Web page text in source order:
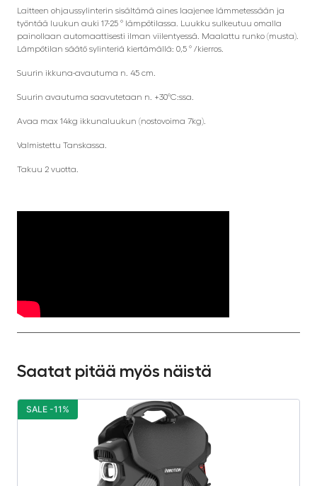
Laitteen ohjaussylinterin sisältämä aines laajenee lämmetessään ja
työntää luukun auki 17-25 ° lämpötilassa. Luukku sulkeutuu omalla
painollaan automaattisesti ilman viilentyessä. Maalattu runko (musta).
Lämpötilan säätö sylinteriä kiertämällä: 0,5 ° /kierros.
Suurin ikkuna-avautuma n. 45 cm.
Suurin avautuma saavutetaan n. +30°C:ssa.
Avaa max 14kg ikkunaluukun (nostovoima 7kg).
Valmistettu Tanskassa.
Takuu 2 vuotta.
Saatat pitää myös näistä
SALE -11%